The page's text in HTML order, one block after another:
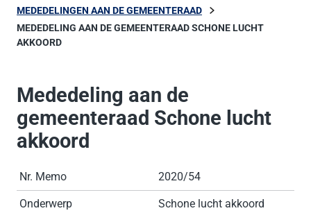
MEDEDELINGEN AAN DE GEMEENTERAAD
MEDEDELING AAN DE GEMEENTERAAD SCHONE LUCHT
AKKOORD
Mededeling aan de
gemeenteraad Schone lucht
akkoord
Nr. Memo 2020/54
Onderwerp Schone lucht akkoord